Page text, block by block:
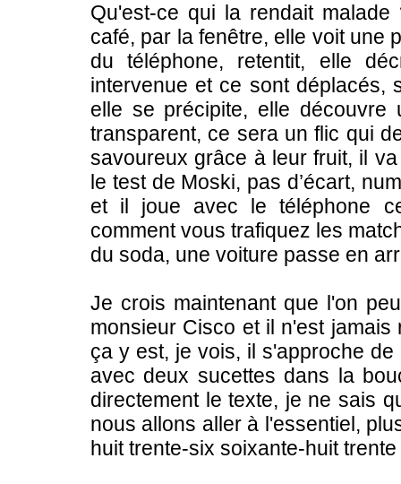
Qu'est-ce qui la rendait
café, par la fenêtre, elle voit une
du téléphone, retentit, elle
intervenue et ce sont déplacés,
elle se précipite, elle
transparent, ce sera un flic qui
savoureux grâce à leur fruit, il
le test de Moski, pas d’écart,
et il joue avec le téléphone
comment vous trafiquez les
du soda, une voiture passe en
Je crois maintenant que l'on
monsieur Cisco et il n'est
ça y est, je vois, il s'approche
avec deux sucettes dans la
directement le texte, je ne sais
nous allons aller à l'essentiel,
huit trente-six soixante-huit